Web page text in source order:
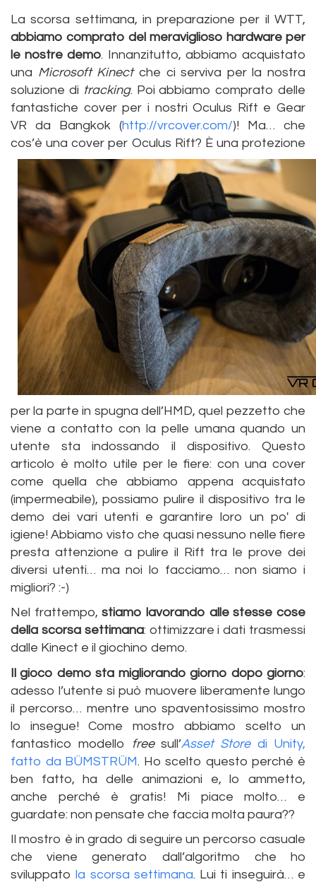
La scorsa settimana, in preparazione per il WTT,
abbiamo comprato del meraviglioso hardware per
le nostre demo. Innanzitutto, abbiamo acquistato
una Microsoft Kinectche ci serviva per la nostra
soluzione di tracking. Poi abbiamo comprato delle
fantastiche cover per i nostri Oculus Rift e Gear
VR da Bangkok (http://vrcover.com/)! Ma… che
cos’è una cover per Oculus Rift? È una protezione
per la parte in spugna dell’HMD, quel pezzetto che
viene a contatto con la pelle umana quando un
utente sta indossando il dispositivo. Questo
articolo è molto utile per le fiere: con una cover
come quella che abbiamo appena acquistato
(impermeabile), possiamo pulire il dispositivo tra le
demo dei vari utenti e garantire loro un po' di
igiene! Abbiamo visto che quasi nessuno nelle fiere
presta attenzione a pulire il Rift tra le prove dei
diversi utenti… ma noi lo facciamo… non siamo i
migliori? :-)
Nel frattempo,stiamo lavorando alle stesse cose
della scorsa settimana: ottimizzare i dati trasmessi
dalle Kinect e il giochino demo.
Il gioco demo sta migliorando giorno dopo giorno:
adesso l’utente si può muovere liberamente lungo
il percorso… mentre uno spaventosissimo mostro
lo insegue! Come mostro abbiamo scelto un
fantastico modello
freesull’Asset Store di Unity,
fatto da BÜMSTRÜM. Ho scelto questo perché è
ben fatto, ha delle animazioni e, lo ammetto,
anche perché è gratis! Mi piace molto… e
guardate: non pensate che faccia molta paura??
Il mostro è in grado di seguire un percorso casuale
che viene generato dall’algoritmo che ho
sviluppato la scorsa settimana. Lui ti inseguirà… e